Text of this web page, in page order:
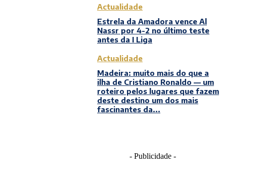
Actualidade
Estrela da Amadora vence Al
Nassr por 4-2 no último teste
antes da I Liga
Actualidade
Madeira: muito mais do que a
ilha de Cristiano Ronaldo — um
roteiro pelos lugares que fazem
deste destino um dos mais
fascinantes da...
- Publicidade -